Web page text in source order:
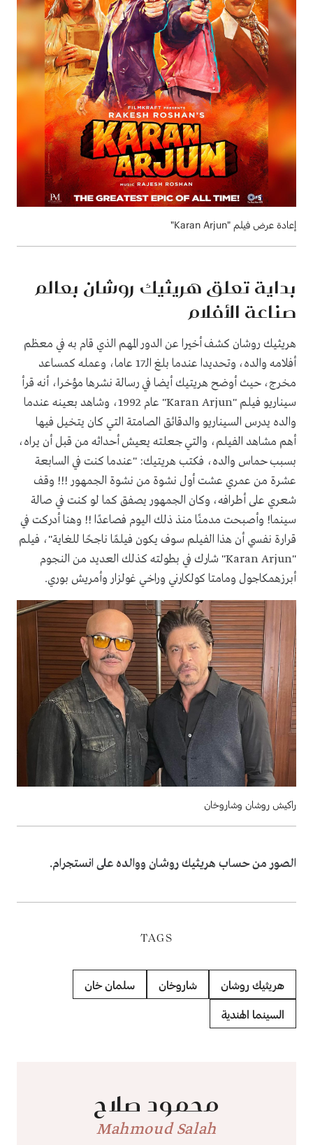
إعادة عرض فيلم "Karan Arjun"
بداية تعلق هريثيك روشان بعالم
صناعة الأفلام
هريثيك روشان كشف أخيرا عن الدور المهم الذي قام به في معظم
أفلامه والده، وتحديدا عندما بلغ الـ17 عاما، وعمله كمساعد
مخرج، حيث أوضح هريتيك أيضا في رسالة نشرها مؤخرا، أنه قرأ
سيناريو فيلم "Karan Arjun" عام 1992، وشاهد بعينه عندما
والده يدرس السيناريو والدقائق الصامتة التي كان يتخيل فيها
أهم مشاهد الفيلم، والتي جعلته يعيش أحداثه من قبل أن يراه،
بسبب حماس والده، فكتب هريتيك: "عندما كنت في السابعة
عشرة من عمري عشت أول نشوة من نشوة الجمهور !!! وقف
شعري على أطرافه، وكان الجمهور يصفق كما لو كنت في صالة
سينما! وأصبحت مدمنًا منذ ذلك اليوم فصاعدًا !! وهنا أدركت في
قرارة نفسي أن هذا الفيلم سوف يكون فيلمًا ناجحًا للغاية"، فيلم
"Karan Arjun" شارك في بطولته كذلك العديد من النجوم
أبرزهمكاجول ومامتا كولكارني وراخي غولزار وأمريش بوري.
راكيش روشان وشاروخان
الصور من حساب هريثيك روشان ووالده على انستجرام.
TAGS
هريثيك روشان شاروخان سلمان خان
السينما الهندية
محمود صلاح
Mahmoud Salah